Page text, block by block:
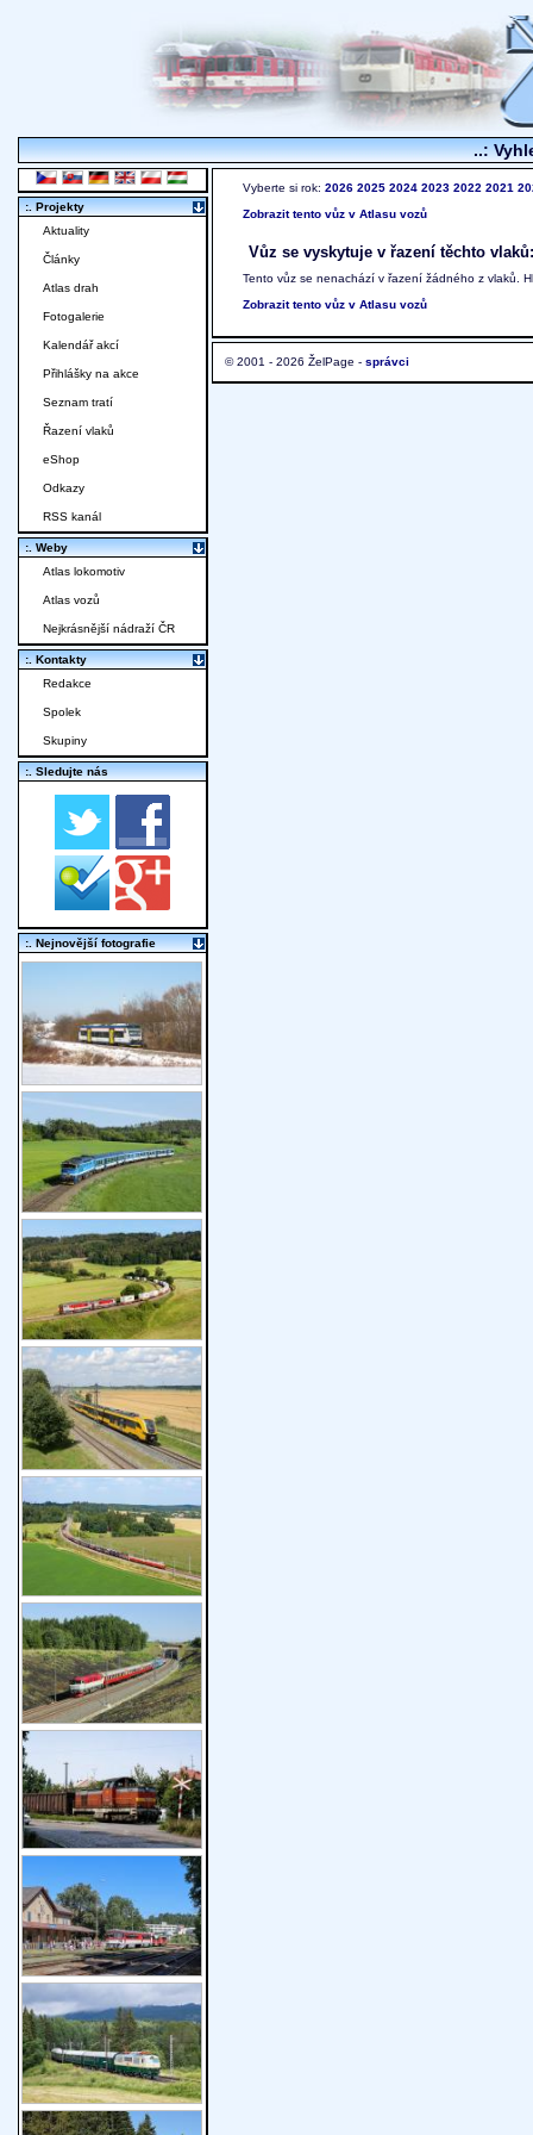
..:
Vyberte si rok: 2026 2025 2024 2023 2022 2021
Zobrazit tento vůz v Atlasu vozů
Vůz se vyskytuje v řazení těchto vlaků:
Tento vůz se nenachází v řazení žádného z vlaků.
Zobrazit tento vůz v Atlasu vozů
© 2001 - 2026 ŽelPage - správci
:. Projekty
Aktuality
Články
Atlas drah
Fotogalerie
Kalendář akcí
Přihlášky na akce
Seznam tratí
Řazení vlaků
eShop
Odkazy
RSS kanál
:. Weby
Atlas lokomotiv
Atlas vozů
Nejkrásnější nádraží ČR
:. Kontakty
Redakce
Spolek
Skupiny
:. Sledujte nás
:. Nejnovější fotografie